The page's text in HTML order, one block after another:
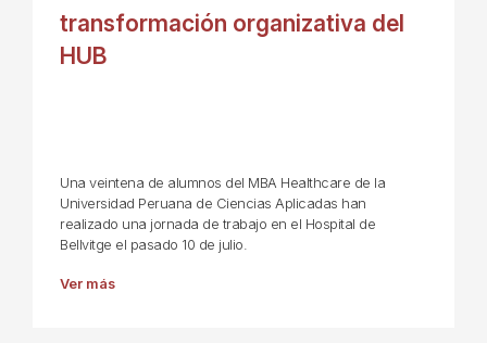
transformación organizativa del
HUB
Una veintena de alumnos del MBA Healthcare de la
Universidad Peruana de Ciencias Aplicadas han
realizado una jornada de trabajo en el Hospital de
Bellvitge el pasado 10 de julio.
Ver más